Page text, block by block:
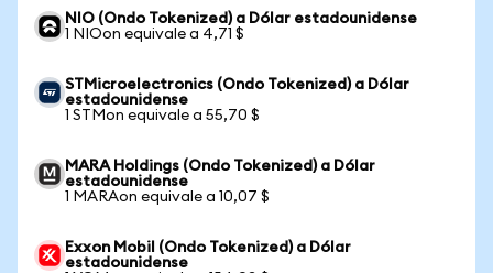
NIO (Ondo Tokenized) a Dólar estadounidense
1 NIOon equivale a 4,71 $
STMicroelectronics (Ondo Tokenized) a Dólar
estadounidense
1 STMon equivale a 55,70 $
MARA Holdings (Ondo Tokenized) a Dólar
estadounidense
1 MARAon equivale a 10,07 $
Exxon Mobil (Ondo Tokenized) a Dólar
estadounidense